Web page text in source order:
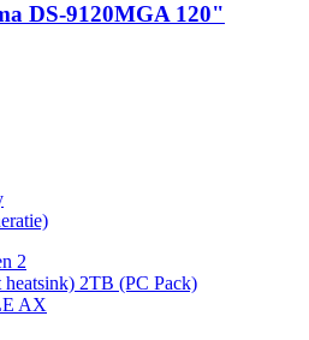
DS-9120MGA 120"
2
heatsink) 2TB (PC Pack)
AX